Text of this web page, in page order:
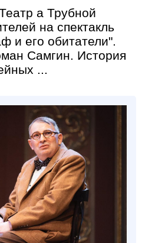
а Трубной
на спектакль
и его обитатели".
Самгин. История
...